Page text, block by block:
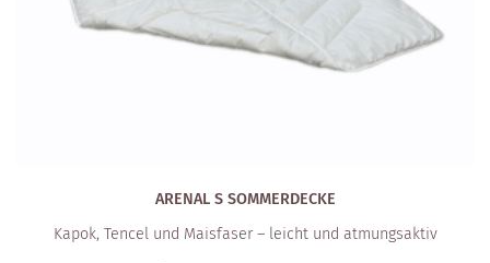
ARENAL S SOMMERDECKE
Kapok, Tencel und Maisfaser – leicht und atmungsaktiv